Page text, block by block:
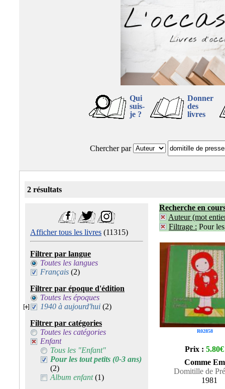
Qui
suis-
je ?
Donner
des
livres
Chercher par
2 résultats
Afficher tous les livres (11315)
Filtrer par langue
Toutes les langues
Français (2)
Filtrer par époque d'édition
Toutes les époques
1940 à aujourd'hui (2)
Filtrer par catégories
Toutes les catégories
Enfant
Tous les "Enfant"
Pour les tout petits (0-3 ans)
(2)
Album enfant(1)
Recherche en
Auteur (mot
Filtrage : Pour
R02858
Prix : 5.80€
Comme
Domitille de
1981